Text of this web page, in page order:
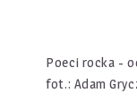
Poeci rocka -
fot.: Adam